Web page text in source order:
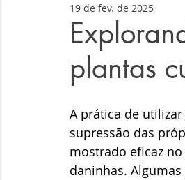
plantas
19 de fev. de 2025
A prática de
supressão das
mostrado eficaz
daninhas.